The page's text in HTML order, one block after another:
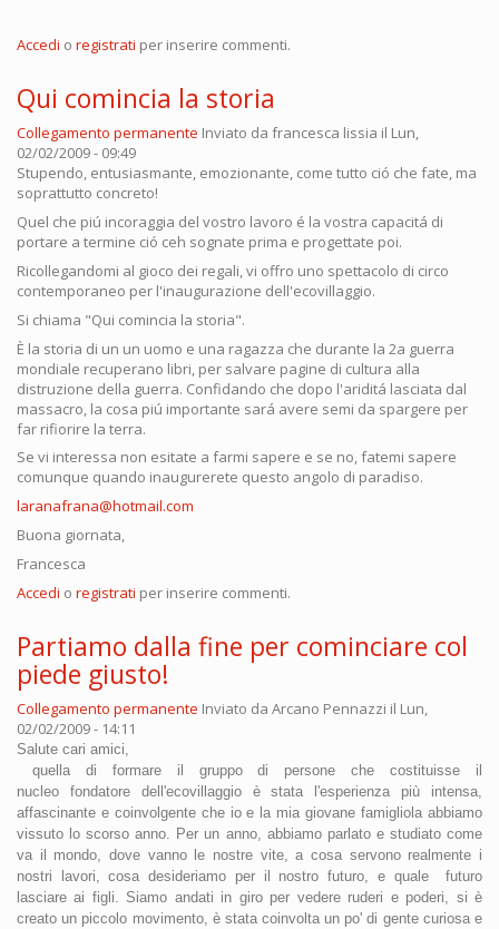
Accedi o registrati per inserire commenti.
Qui comincia la storia
Collegamento permanente Inviato da francesca lissia il Lun,
02/02/2009 - 09:49
Stupendo, entusiasmante, emozionante, come tutto ció che fate, ma
soprattutto concreto!
Quel che piú incoraggia del vostro lavoro é la vostra capacitá di
portare a termine ció ceh sognate prima e progettate poi.
Ricollegandomi al gioco dei regali, vi offro uno spettacolo di circo
contemporaneo per l'inaugurazione dell'ecovillaggio.
Si chiama "Qui comincia la storia".
È la storia di un un uomo e una ragazza che durante la 2a guerra
mondiale recuperano libri, per salvare pagine di cultura alla
distruzione della guerra. Confidando che dopo l'ariditá lasciata dal
massacro, la cosa piú importante sará avere semi da spargere per
far rifiorire la terra.
Se vi interessa non esitate a farmi sapere e se no, fatemi sapere
comunque quando inaugurerete questo angolo di paradiso.
laranafrana@hotmail.com
Buona giornata,
Francesca
Accedi o registrati per inserire commenti.
Partiamo dalla fine per cominciare col
piede giusto!
Collegamento permanente Inviato da Arcano Pennazzi il Lun,
02/02/2009 - 14:11
Salute cari amici,
quella di formare il gruppo di persone che costituisse il
nucleo fondatore dell'ecovillaggio è stata l'esperienza più intensa,
affascinante e coinvolgente che io e la mia giovane famigliola abbiamo
vissuto lo scorso anno. Per un anno, abbiamo parlato e studiato come
va il mondo, dove vanno le nostre vite, a cosa servono realmente i
nostri lavori, cosa desideriamo per il nostrofuturo, e quale
futuro
lasciare ai figli. Siamo andati in giro per vedere ruderi e poderi, si è
creato un piccolo movimento, è stata coinvolta un po' di gente curiosa e